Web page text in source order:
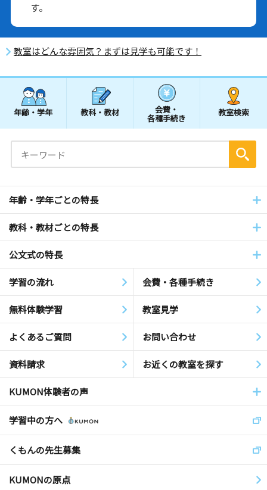
す。
教室はどんな雰囲気？まずは見学も可能です！
年齢・学年 教科・教材 会費・
各種手続き
教室検索
年齢・学年ごとの特長
教科・教材ごとの特長
公文式の特長
学習の流れ 会費・各種手続き
無料体験学習 教室見学
よくあるご質問 お問い合わせ
資料請求 お近くの教室を探す
KUMON体験者の声
学習中の方へ
くもんの先生募集
KUMONの原点